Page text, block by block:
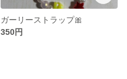
ガーリーストラップ🎀
350円